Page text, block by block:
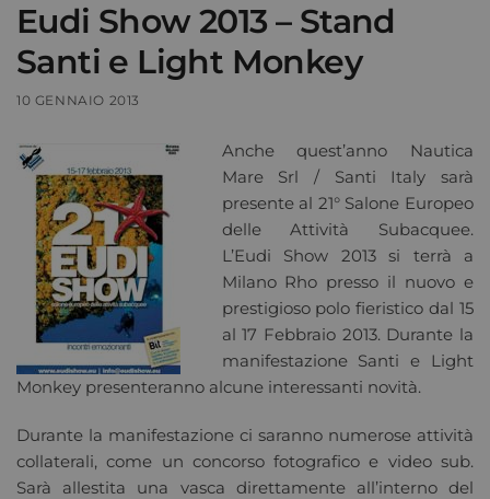
Eudi Show 2013 – Stand
Santi e Light Monkey
10 GENNAIO 2013
Anche quest’anno Nautica
Mare Srl / Santi Italy sarà
presente al 21° Salone Europeo
delle Attività Subacquee.
L’Eudi Show 2013 si terrà a
Milano Rho presso il nuovo e
prestigioso polo fieristico dal 15
al 17 Febbraio 2013. Durante la
manifestazione Santi e Light
Monkey presenteranno alcune interessanti novità.
Durante la manifestazione ci saranno numerose attività
collaterali, come un concorso fotografico e video sub.
Sarà allestita una vasca direttamente all’interno del